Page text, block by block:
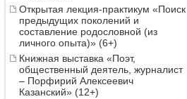
Открытая лекция-практикум «Поиск
предыдущих поколений и
составление родословной (из
личного опыта)» (6+)
Книжная выставка «Поэт,
общественный деятель, журналист
– Порфирий Алексеевич
Казанский» (12+)